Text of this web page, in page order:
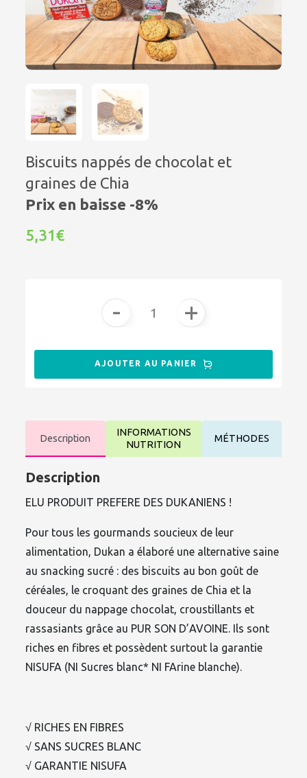
Biscuits nappés de chocolat et
graines de Chia
Prix en baisse -8%
5,31€
Description
INFORMATIONS
NUTRITION
MÉTHODES
Description
ELU PRODUIT PREFERE DES DUKANIENS !
Pour tous les gourmands soucieux de leur
alimentation, Dukan a élaboré une alternative saine
au snacking sucré : des biscuits au bon goût de
céréales, le croquant des graines de Chia et la
douceur du nappage chocolat, croustillants et
rassasiants grâce au PUR SON D’AVOINE. Ils sont
riches en fibres et possèdent surtout la garantie
NISUFA (NI Sucres blanc* NI FArine blanche).
√ RICHES EN FIBRES
√ SANS SUCRES BLANC
√ GARANTIE NISUFA
- +
AJOUTER AU PANIER